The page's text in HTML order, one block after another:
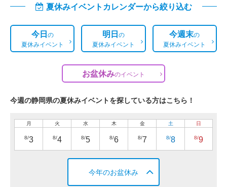
夏休みイベントカレンダーから絞り込む
今日の
夏休みイベント
明日の
夏休みイベント
今週末の
夏休みイベント
お盆休みのイベント
今週の静岡県の夏休みイベントを探している方はこちら！
月
8/3
火
8/4
水
8/5
木
8/6
金
8/7
土
8/8
日
8/9
今年のお盆休み